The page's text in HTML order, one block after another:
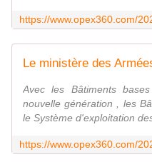
Avec les Bâtiments
nouvelle génération , les
le Système d'exploitation